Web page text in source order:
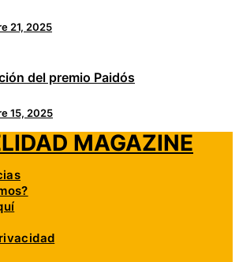
21, 2025
del premio Paidós
15, 2025
MAGAZINE